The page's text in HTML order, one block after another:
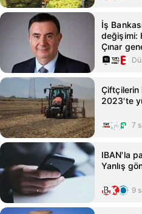
İş
değişimi:
Çınar
Çiftçilerin
2023'te
7
IBAN'la
Yanlış
9